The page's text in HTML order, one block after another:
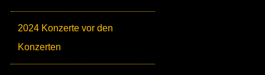
2024 Konzerte vor den
Konzerten